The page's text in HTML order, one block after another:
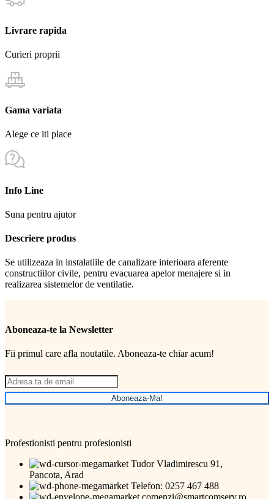
Livrare rapida
Curieri proprii
Gama variata
Alege ce iti place
Info Line
Suna pentru ajutor
Descriere produs
Se utilizeaza in instalatiile de canalizare interioara aferente
constructiilor civile, pentru evacuarea apelor menajere si in
realizarea sistemelor de ventilatie.
Aboneaza-te la Newsletter
Fii primul care afla noutatile. Aboneaza-te chiar acum!
Aboneaza-Ma!
Profestionisti pentru profesionisti
Tudor Vladimirescu 91,
Pancota, Arad
Telefon: 0257 467 488
comenzi@smartcomserv.ro